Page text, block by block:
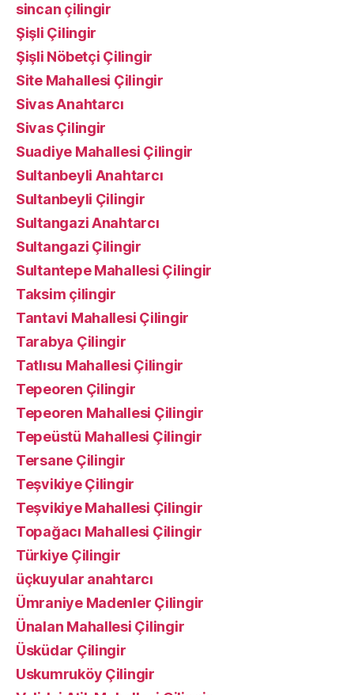
sincan çilingir
Şişli Çilingir
Şişli Nöbetçi Çilingir
Site Mahallesi Çilingir
Sivas Anahtarcı
Sivas Çilingir
Suadiye Mahallesi Çilingir
Sultanbeyli Anahtarcı
Sultanbeyli Çilingir
Sultangazi Anahtarcı
Sultangazi Çilingir
Sultantepe Mahallesi Çilingir
Taksim çilingir
Tantavi Mahallesi Çilingir
Tarabya Çilingir
Tatlısu Mahallesi Çilingir
Tepeoren Çilingir
Tepeoren Mahallesi Çilingir
Tepeüstü Mahallesi Çilingir
Tersane Çilingir
Teşvikiye Çilingir
Teşvikiye Mahallesi Çilingir
Topağacı Mahallesi Çilingir
Türkiye Çilingir
üçkuyular anahtarcı
Ümraniye Madenler Çilingir
Ünalan Mahallesi Çilingir
Üsküdar Çilingir
Uskumruköy Çilingir